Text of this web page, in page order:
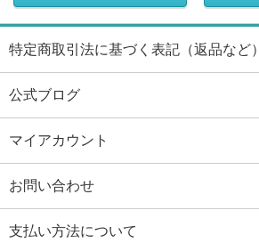
特定商取引法に基づく表記（返品など）
公式ブログ
マイアカウント
お問い合わせ
支払い方法について